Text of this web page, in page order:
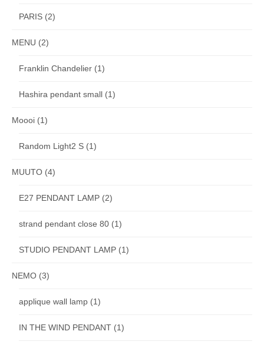
PARIS (2)
MENU (2)
Franklin Chandelier (1)
Hashira pendant small (1)
Moooi (1)
Random Light2 S (1)
MUUTO (4)
E27 PENDANT LAMP (2)
strand pendant close 80 (1)
STUDIO PENDANT LAMP (1)
NEMO (3)
applique wall lamp (1)
IN THE WIND PENDANT (1)